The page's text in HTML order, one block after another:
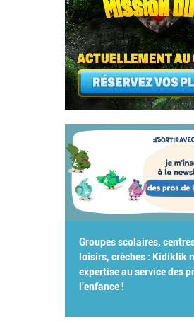
Groupes scolaires,
loisirs, crèches : Kidiklik
expertise au service des
l'enfance !